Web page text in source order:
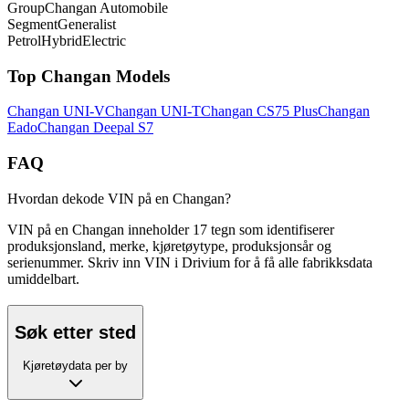
GroupChangan Automobile
SegmentGeneralist
PetrolHybridElectric
Top Changan Models
Changan UNI-VChangan UNI-TChangan CS75 PlusChangan
EadoChangan Deepal S7
FAQ
Hvordan dekode VIN på en Changan?
VIN på en Changan inneholder 17 tegn som identifiserer
produksjonsland, merke, kjøretøytype, produksjonsår og
serienummer. Skriv inn VIN i Drivium for å få alle fabrikksdata
umiddelbart.
Søk etter sted
Kjøretøydata per by